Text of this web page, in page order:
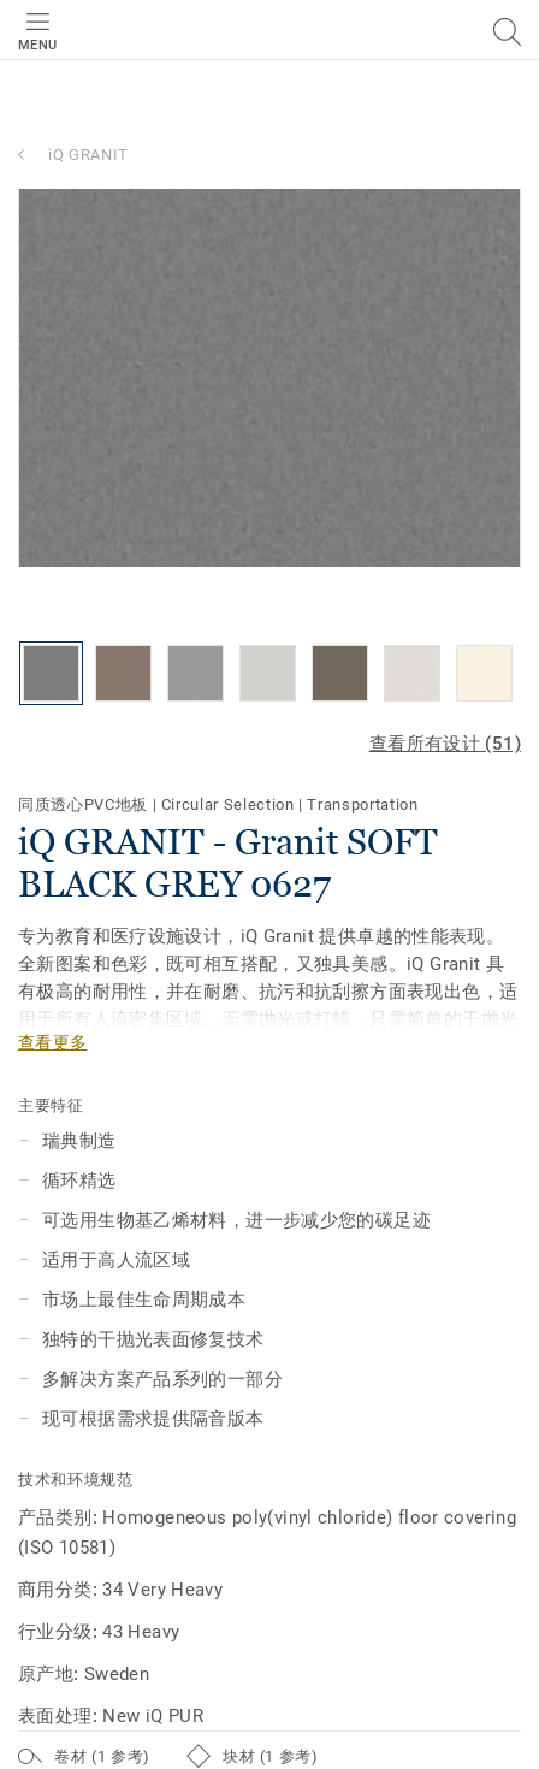
MENU
iQ GRANIT
查看所有设计 (51)
同质透心PVC地板 | Circular Selection |Transportation
iQ GRANIT - Granit SOFT
BLACK GREY 0627
专为教育和医疗设施设计，iQ Granit 提供卓越的性能表现。
全新图案和色彩，既可相互搭配，又独具美感。iQ Granit 具
有极高的耐用性，并在耐磨、抗污和抗刮擦方面表现出色，适
用于所有人流密集区域。无需抛光或打蜡，只需简单的干抛光
即可恢复地板的原始外观。凭借多种规格和配套配件——包括
决方案产品。
查看更多
主要特征
瑞典制造
循环精选
可选用生物基乙烯材料，进一步减少您的碳足迹
适用于高人流区域
市场上最佳生命周期成本
独特的干抛光表面修复技术
多解决方案产品系列的一部分
现可根据需求提供隔音版本
技术和环境规范
产品类别: Homogeneous poly(vinyl chloride) floor covering
(ISO 10581)
商用分类:34 Very Heavy
行业分级:43 Heavy
原产地: Sweden
表面处理: New iQ PUR
卷材 (1 参考) 块材 (1 参考)